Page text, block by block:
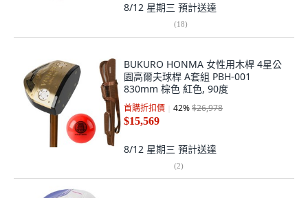
8/12 星期三 預計送達
(18)
BUKURO HONMA 女性用木桿 4星公
園高爾夫球桿 A套組 PBH-001
830mm 棕色 紅色, 90度
首購折扣價 42%$26,978
$15,569
8/12 星期三 預計送達
(2)